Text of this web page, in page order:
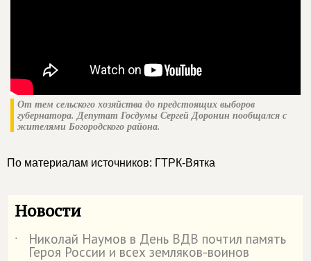
От тем сельского хозяйства до предстоящих выборов
губернатора. Депутат Госдумы Сергей Доронин пообщался с
жителями Богородского района.
По материалам источников: ГТРК-Вятка
Новости
˙ Николай Наумов в День ВДВ почтил память
Героя России и всех земляков-воинов